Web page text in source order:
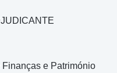
e Património